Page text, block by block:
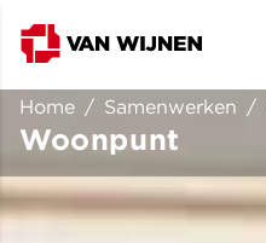
Home / Samenwerken /
Woonpunt